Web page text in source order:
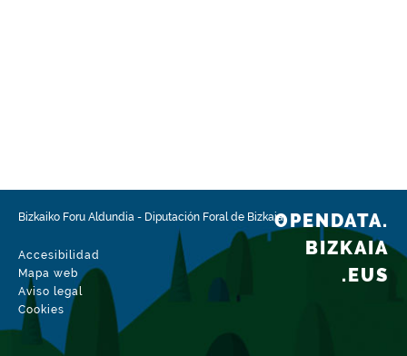
Bizkaiko Foru Aldundia - Diputación Foral de Bizkaia
Accesibilidad
Mapa web
Aviso legal
Cookies
OPENDATA.
BIZKAIA
.EUS